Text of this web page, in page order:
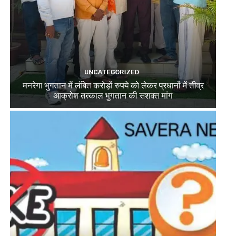
UNCATEGORIZED
मनरेगा भुगतान में लंबित करोड़ों रुपये को लेकर प्रधानों में तीव्र
आक्रोश तत्काल भुगतान की सशक्त मांग